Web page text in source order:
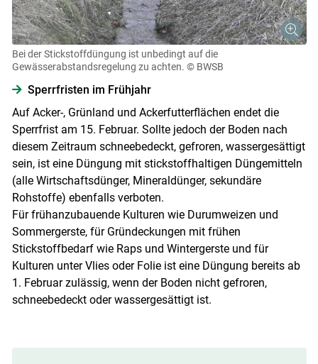
Bei der Stickstoffdüngung ist unbedingt auf die
Gewässerabstandsregelung zu achten. © BWSB
Sperrfristen im Frühjahr
Auf Acker-, Grünland und Ackerfutterflächen endet die
Sperrfrist am 15. Februar. Sollte jedoch der Boden nach
diesem Zeitraum schneebedeckt, gefroren, wassergesättigt
sein, ist eine Düngung mit stickstoffhaltigen Düngemitteln
(alle Wirtschaftsdünger, Mineraldünger, sekundäre
Rohstoffe) ebenfalls verboten.
Für frühanzubauende Kulturen wie Durumweizen und
Sommergerste, für Gründeckungen mit frühen
Stickstoffbedarf wie Raps und Wintergerste und für
Kulturen unter Vlies oder Folie ist eine Düngung bereits ab
1. Februar zulässig, wenn der Boden nicht gefroren,
schneebedeckt oder wassergesättigt ist.